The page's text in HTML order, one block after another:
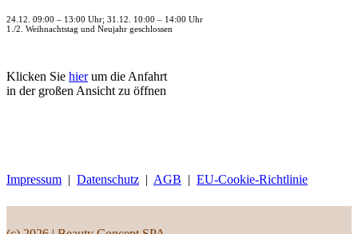
24.12. 09:00 – 13:00 Uhr; 31.12. 10:00 – 14:00 Uhr
1./2. Weihnachtstag und Neujahr geschlossen
Klicken Sie hierum die Anfahrt
in der großen Ansicht zu öffnen
Impressum | Datenschutz | AGB | EU-Cookie-Richtlinie